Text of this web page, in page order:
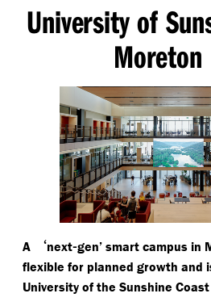
University of
Moreton
A ‘next-gen’ smart campus in
flexible for planned growth and
University of the Sunshine